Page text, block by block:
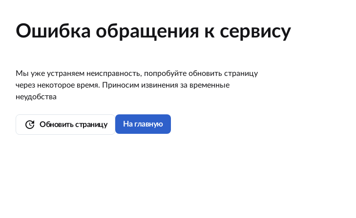
Ошибка обращения к сервису
Мы уже устраняем неисправность, попробуйте обновить страницу
через некоторое время. Приносим извинения за временные
неудобства
update Обновить страницу На главную